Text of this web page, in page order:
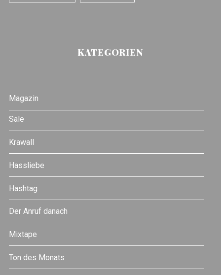
KATEGORIEN
Magazin
Sale
Krawall
Hassliebe
Hashtag
Der Anruf danach
Mixtape
Ton des Monats